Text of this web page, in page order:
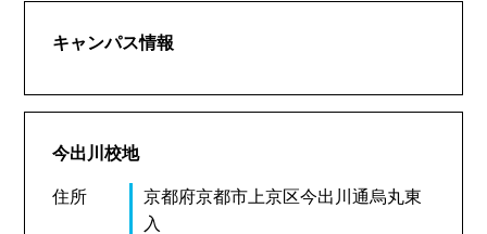
キャンパス情報
今出川校地
住所
京都府京都市上京区今出川通烏丸東
入